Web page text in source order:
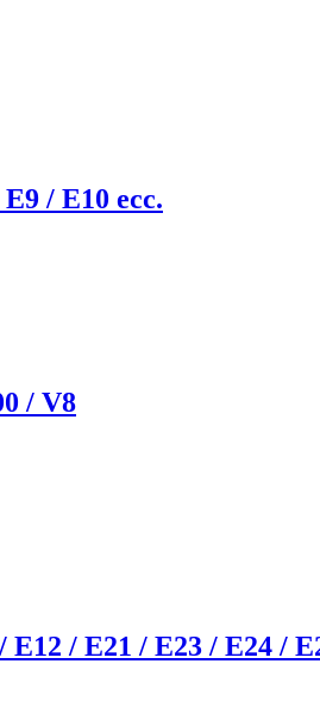
/ E10 ecc.
/ V8
/ E21 / E23 / E24 /